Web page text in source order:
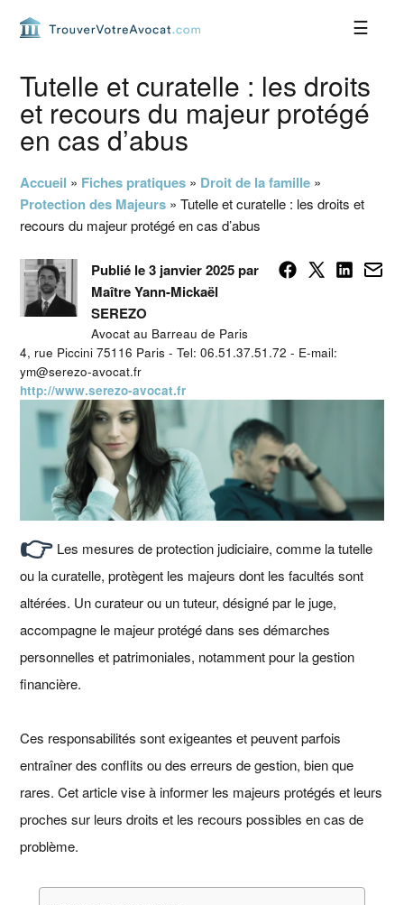
navigation
principale
principal
barre
latérale
principale
pageTutelle et curatelle : les droits
et recours du majeur protégé
en cas d’abus
Accueil » Fiches pratiques » Droit de la famille »
Protection des Majeurs »Tutelle et curatelle : les droits et
recours du majeur protégé en cas d’abus
Publié le 3 janvier 2025 par
Maître Yann-Mickaël
SEREZO
Avocat au Barreau de Paris
4, rue Piccini 75116 Paris - Tel: 06.51.37.51.72 - E-mail:
ym@serezo-avocat.fr
http://www.serezo-avocat.fr
👉 Les mesures de protection judiciaire, comme la tutelle
ou la curatelle, protègent les majeurs dont les facultés sont
altérées. Un curateur ou un tuteur, désigné par le juge,
accompagne le majeur protégé dans ses démarches
personnelles et patrimoniales, notamment pour la gestion
financière.
Ces responsabilités sont exigeantes et peuvent parfois
entraîner des conflits ou des erreurs de gestion, bien que
rares. Cet article vise à informer les majeurs protégés et leurs
proches sur leurs droits et les recours possibles en cas de
problème.